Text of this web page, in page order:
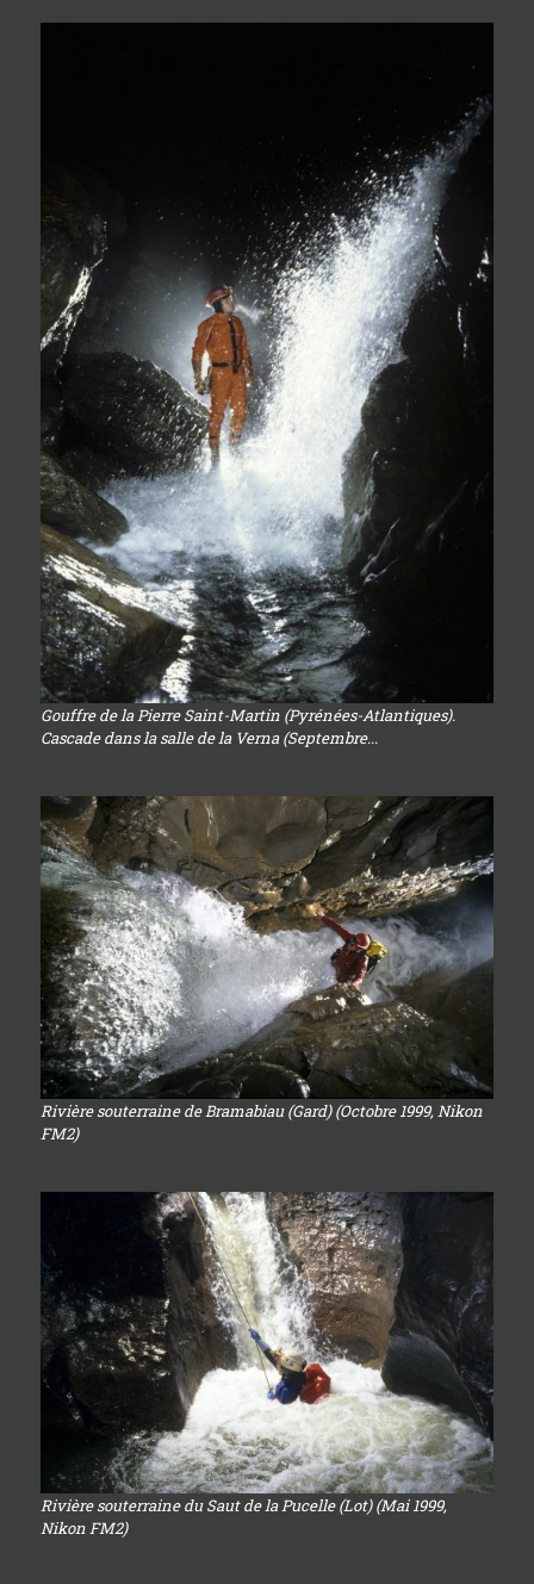
Gouffre de la Pierre Saint-Martin (Pyrénées-Atlantiques).
Cascade dans la salle de la Verna (Septembre...
Rivière souterraine de Bramabiau (Gard) (Octobre 1999, Nikon
FM2)
Rivière souterraine du Saut de la Pucelle (Lot) (Mai 1999,
Nikon FM2)